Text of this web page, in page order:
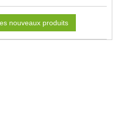
nouveaux produits